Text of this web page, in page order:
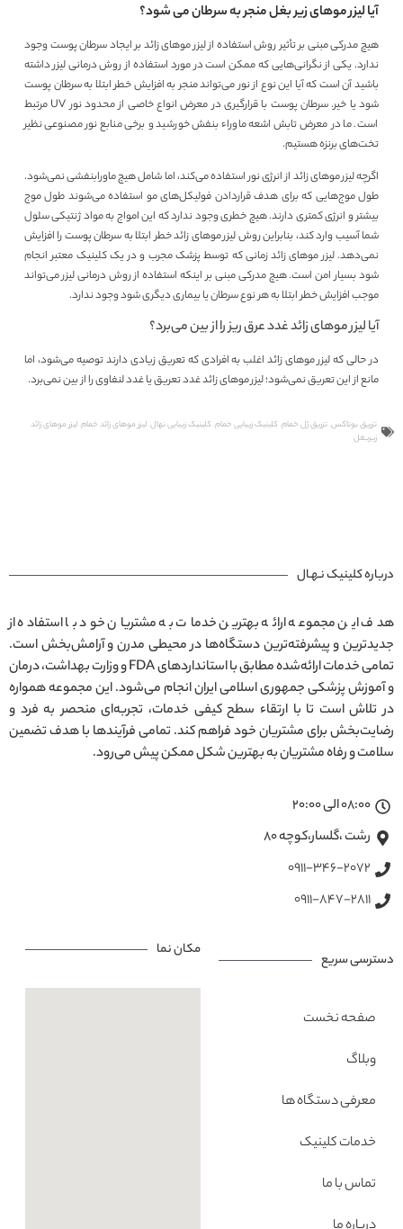
آیا لیزر موهای زیر بغل منجر به سرطان می شود؟
هیچ مدرکی مبنی بر تأثیر روش استفاده از لیزر موهای زائد بر ایجاد سرطان پوست وجود
ندارد. یکی از نگرانی‌هایی که ممکن است در مورد استفاده از روش درمانی لیزر داشته
باشید آن است که آیا این نوع از نور می‌تواند منجر به افزایش خطر ابتلا به سرطان پوست
شود یا خیر. سرطان پوست با قرارگیری در معرض انواع خاصی از محدود نور UV مرتبط
است. ما در معرض تابش اشعه ماوراء بنفش خورشید و برخی منابع نور مصنوعی نظیر
تخت‌های برنزه هستیم.
اگرچه لیزر موهای زائد از انرژی نور استفاده ‌می‌کند، اما شامل هیچ ماورابنفشی نمی‌شود.
طول موج‌هایی که برای هدف‌ قراردادن فولیکل‌های مو استفاده می‌شوند طول موج
بیشتر و انرژی کمتری دارند. هیچ خطری وجود ندارد که این امواج به مواد ژنتیکی سلول
شما آسیب وارد کند، بنابراین روش لیزر موهای زائد خطر ابتلا به سرطان پوست را افزایش
نمی‌دهد. لیزر موهای زائد زمانی که توسط پزشک مجرب و در یک کلینیک معتبر انجام
شود بسیار امن است. هیچ مدرکی مبنی بر اینکه استفاده از روش درمانی لیزر می‌تواند
موجب افزایش خطر ابتلا به هر نوع سرطان یا بیماری دیگری شود وجود ندارد.
آیا لیزر موهای زائد غدد عرق ریز را از بین می‌برد؟
در حالی کهلیزر موهای زائد اغلب به افرادی که تعریق زیادی دارند توصیه می‌شود، اما
مانع از این تعریق نمی‌شود؛ لیزر موهای زائد غدد تعریق یا غدد لنفاوی را از بین نمی‌برد.
تزریق بوتاکس تزریق ژل خمام کلینیک زیبایی خمام کلینیک زیبایی نهال لیزر موهای زائد خمام لیزر موهای زائد
‌زیربغل
درباره کلینیک نـهـال
هدف این مجموعه ارائه بهترین خدمات به مشتریان خود با استفاده از
جدیدترین و پیشرفته‌ترین دستگاه‌ها در محیطی مدرن و آرامش‌بخش است.
تمامی خدمات ارائه‌شده مطابق با استانداردهای FDA و وزارت بهداشت، درمان
و آموزش پزشکی جمهوری اسلامی ایران انجام می‌شود. این مجموعه همواره
در تلاش است تا با ارتقاء سطح کیفی خدمات، تجربه‌ای منحصر به فرد و
رضایت‌بخش برای مشتریان خود فراهم کند. تمامی فرآیندها با هدف تضمین
سلامت و رفاه مشتریان به بهترین شکل ممکن پیش می‌رود.
08:00 الی 20:00
رشت ،گلسار،کوچه ۸۰
0911-346-2072
0911-847-2811
دسترسی سریع
صفحه نخست
وبلاگ
معرفی دستگاه ها
خدمات کلینیک
تماس با ما
مکان نما